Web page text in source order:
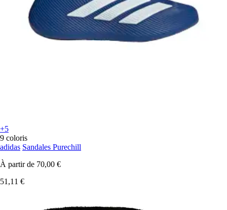
+5
9 coloris
adidas Sandales Purechill
À partir de 70,00 €
51,11 €